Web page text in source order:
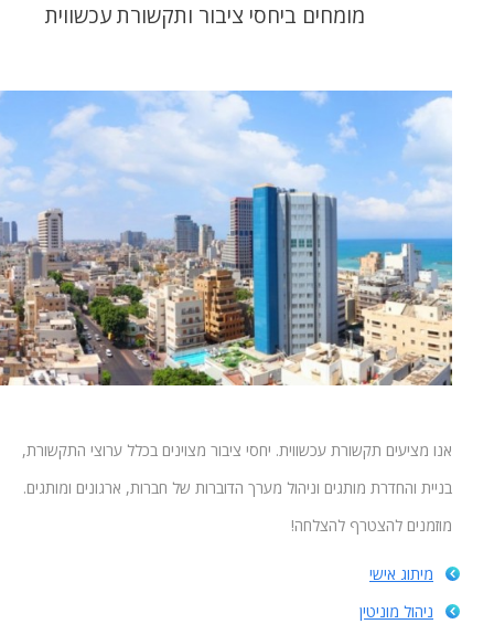
מומחים ביחסי ציבור ותקשורת עכשווית
אנו מציעים תקשורת עכשווית. יחסי ציבור מצוינים בכלל ערוצי התקשורת,
בניית והחדרת מותגים וניהול מערך הדוברות של חברות, ארגונים ומותגים.
מוזמנים להצטרף להצלחה!
מיתוג אישי
ניהול מוניטין